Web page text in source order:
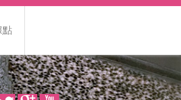
點